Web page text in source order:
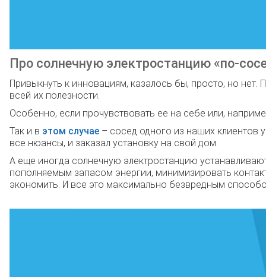
Про солнечную электростанцию «по-
Привыкнуть к инновациям, казалось бы, просто, но
всей их полезности.
Особенно, если прочувствовать ее на себе или,
Так и в этом случае – сосед одного из наших клиентов
все нюансы, и заказал установку на свой дом.
А еще иногда солнечную электростанцию
пополняемым запасом энергии, минимизировать
экономить. И все это максимально безвредным